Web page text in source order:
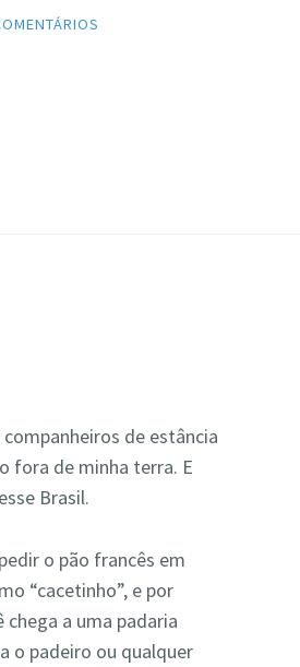
de estância
fora de minha terra. E
Brasil.
o pão francês em
“cacetinho”, e por
a uma padaria
o padeiro ou qualquer